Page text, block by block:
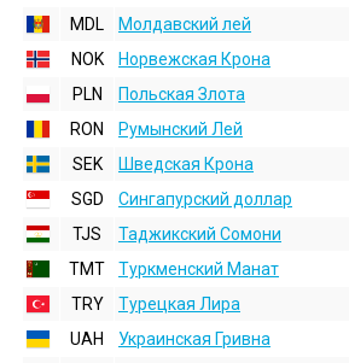
MDL
Молдавский лей
NOK
Норвежская Крона
PLN
Польская Злота
RON
Румынский Лей
SEK
Шведская Крона
SGD
Сингапурский доллар
TJS
Таджикский Сомони
TMT
Туркменский Манат
TRY
Турецкая Лира
UAH
Украинская Гривна